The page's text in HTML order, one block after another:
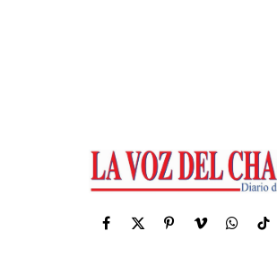
Facebook
X
PinterestVimeo